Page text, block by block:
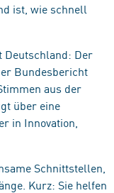
ist, wie schnell
Deutschland: Der
Bundesbericht
aus der
über eine
in Innovation,
Schnittstellen,
Kurz: Sie helfen